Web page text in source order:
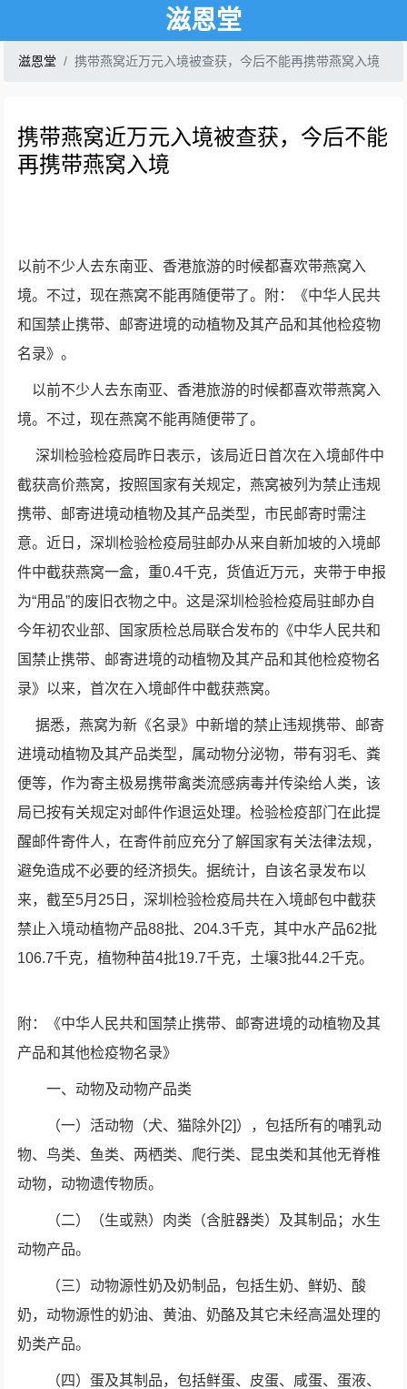
滋恩堂
滋恩堂 携带燕窝近万元入境被查获，今后不能再携带燕窝入境
携带燕窝近万元入境被查获，今后不能
再携带燕窝入境
以前不少人去东南亚、香港旅游的时候都喜欢带燕窝入
境。不过，现在燕窝不能再随便带了。附：《中华人民共
和国禁止携带、邮寄进境的动植物及其产品和其他检疫物
名录》。
以前不少人去东南亚、香港旅游的时候都喜欢带燕窝入
境。不过，现在燕窝不能再随便带了。
深圳检验检疫局昨日表示，该局近日首次在入境邮件中
截获高价燕窝，按照国家有关规定，燕窝被列为禁止违规
携带、邮寄进境动植物及其产品类型，市民邮寄时需注
意。近日，深圳检验检疫局驻邮办从来自新加坡的入境邮
件中截获燕窝一盒，重0.4千克，货值近万元，夹带于申报
为“用品”的废旧衣物之中。这是深圳检验检疫局驻邮办自
今年初农业部、国家质检总局联合发布的《中华人民共和
国禁止携带、邮寄进境的动植物及其产品和其他检疫物名
录》以来，首次在入境邮件中截获燕窝。
据悉，燕窝为新《名录》中新增的禁止违规携带、邮寄
进境动植物及其产品类型，属动物分泌物，带有羽毛、粪
便等，作为寄主极易携带禽类流感病毒并传染给人类，该
局已按有关规定对邮件作退运处理。检验检疫部门在此提
醒邮件寄件人，在寄件前应充分了解国家有关法律法规，
避免造成不必要的经济损失。据统计，自该名录发布以
来，截至5月25日，深圳检验检疫局共在入境邮包中截获
禁止入境动植物产品88批、204.3千克，其中水产品62批
106.7千克，植物种苗4批19.7千克，土壤3批44.2千克。
附：《中华人民共和国禁止携带、邮寄进境的动植物及其
产品和其他检疫物名录》
一、动物及动物产品类
（一）活动物（犬、猫除外[2]），包括所有的哺乳动
物、鸟类、鱼类、两栖类、爬行类、昆虫类和其他无脊椎
动物，动物遗传物质。
（二）（生或熟）肉类（含脏器类）及其制品；水生
动物产品。
（三）动物源性奶及奶制品，包括生奶、鲜奶、酸
奶，动物源性的奶油、黄油、奶酪及其它未经高温处理的
奶类产品。
（四）蛋及其制品，包括鲜蛋、皮蛋、咸蛋、蛋液、